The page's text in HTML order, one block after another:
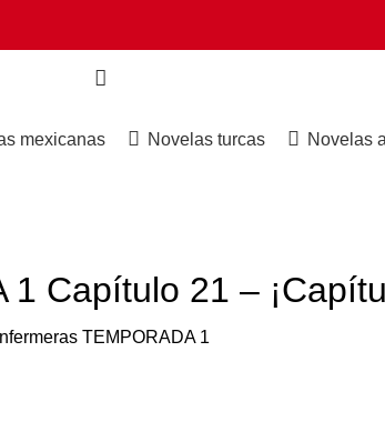
mexicanas Novelas turcas Novelas
1 Capítulo 21 –